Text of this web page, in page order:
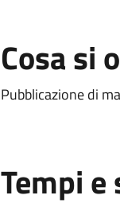
Cosa si
Pubblicazione di
Tempi e